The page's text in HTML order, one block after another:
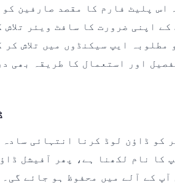
اس پلیٹ فارم کا مقصد صارفین
اپنی ضرورت کا سافٹ ویئر
مطلوبہ ایپ سیکنڈوں میں تلاش
اور استعمال کا طریقہ بھی
کا نام لکھنا ہے، پھر آفیشل
آپ کے آلے میں محفوظ ہو جائے